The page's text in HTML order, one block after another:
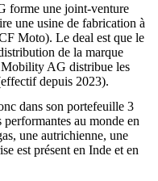
forme une joint-venture
une usine de fabrication à
Moto). Le deal est que le
de la marque
AG distribue les
depuis 2023).
dans son portefeuille 3
au monde en
une autrichienne, une
est présent en Inde et en